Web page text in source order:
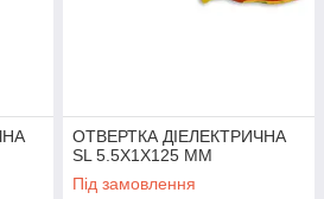
ОТВЕРТКА ДІЕЛЕКТРИЧНА
SL 5.5Х1X125 ММ
Під замовлення